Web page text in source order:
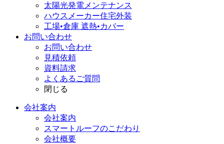
太陽光発電メンテナンス
ハウスメーカー住宅外装
工場•倉庫 遮熱•カバー
お問い合わせ
お問い合わせ
見積依頼
資料請求
よくあるご質問
閉じる
会社案内
会社案内
スマートルーフのこだわり
会社概要